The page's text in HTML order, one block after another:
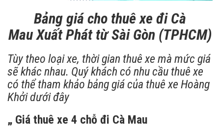
Bảng giá cho thuê xe đi Cà
Mau Xuất Phát từ Sài Gòn (TPHCM)
Tùy theo loại xe, thời gian thuê xe mà mức giá
sẽ khác nhau. Quý khách có nhu cầu thuê xe
có thể tham khảo bảng giá của thuê xe Hoàng
Khởi dưới đây
„ Giá thuê xe 4 chỗ đi Cà Mau